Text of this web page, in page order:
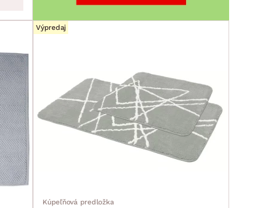
Výpredaj
Kúpeľňová predložka